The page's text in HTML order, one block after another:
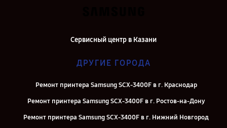
Сервисный центр в Казани
ДРУГИЕ ГОРОДА
Ремонт принтера Samsung SCX-3400F в г. Краснодар
Ремонт принтера Samsung SCX-3400F в г. Ростов-на-Дону
Ремонт принтера Samsung SCX-3400F в г. Нижний Новгород